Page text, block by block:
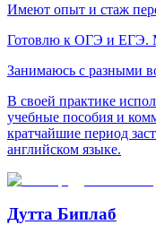
Имеют опыт и стаж
Готовлю к ОГЭ и ЕГЭ.
Занимаюсь с разными
В своей практике
учебные пособия и
кратчайшие период
английском языке.
Дутта Биплаб